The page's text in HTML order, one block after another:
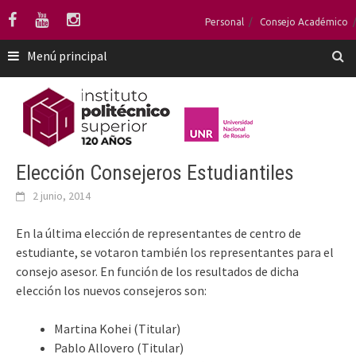
Saltar
contenido
Personal Consejo Académico
Menú principal
Elección Consejeros Estudiantiles
2 junio, 2014
En la última elección de representantes de centro de
estudiante, se votaron también los representantes para el
consejo asesor. En función de los resultados de dicha
elección los nuevos consejeros son:
Martina Kohei (Titular)
Pablo Allovero (Titular)